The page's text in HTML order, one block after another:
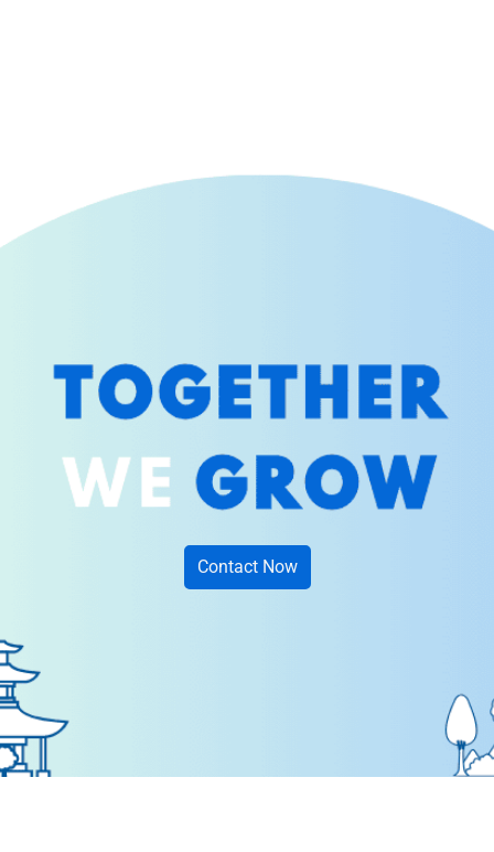
Contact Now